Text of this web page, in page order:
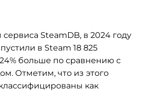
SteamDB, в 2024 году
в Steam 18 825
больше по сравнению с
Отметим, что из этого
как